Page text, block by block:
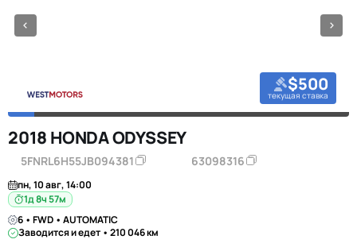
$500
текущая ставка
2018 HONDA ODYSSEY
5FNRL6H55JB094381 63098316
пн, 10 авг, 14:00
1д 8ч 57м
6 • FWD • AUTOMATIC
Заводится и едет • 210 046 км